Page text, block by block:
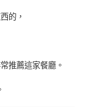
的，
推薦這家餐廳。